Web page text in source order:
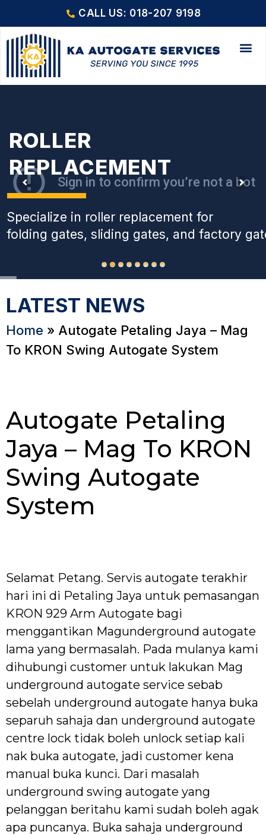
CALL US: 018-207 9198
ROLLER
REPLACEMENT
Specialize in roller replacement for
folding gates, sliding gates, and factory
LATEST NEWS
Home » Autogate Petaling Jaya – Mag
To KRON Swing Autogate System
Autogate Petaling
Jaya – Mag To KRON
Swing Autogate
System
Selamat Petang. Servis autogate terakhir
hari ini di Petaling Jaya untuk pemasangan
KRON 929 Arm Autogate bagi
menggantikan Magunderground autogate
lama yang bermasalah. Pada mulanya kami
dihubungi customer untuk lakukan Mag
underground autogate service sebab
sebelah underground autogate hanya buka
separuh sahaja dan underground autogate
centre lock tidak boleh unlock setiap kali
nak buka autogate, jadi customer kena
manual buka kunci. Dari masalah
underground swing autogate yang
pelanggan beritahu kami sudah boleh agak
apa puncanya. Buka sahaja underground